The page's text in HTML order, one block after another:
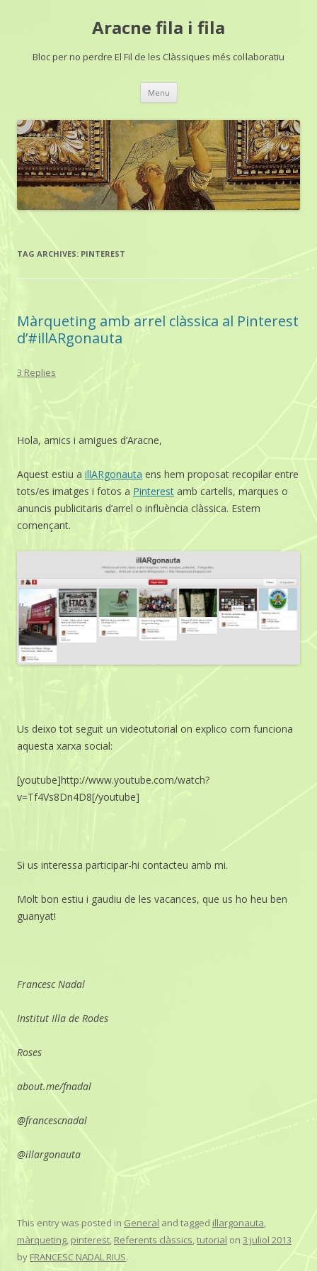
Aracne fila i fila
Bloc per no perdre El Fil de les Clàssiques més col·laboratiu
Menu Skip
TAG ARCHIVES: PINTEREST
Màrqueting amb arrel clàssica al Pinterest
d’#illARgonauta
3 Replies
Hola, amics i amigues d’Aracne,
Aquest estiu a illARgonauta ens hem proposat recopilar entre
tots/es imatges i fotos a Pinterest amb cartells, marques o
anuncis publicitaris d’arrel o influència clàssica. Estem
començant.
Us deixo tot seguit un videotutorial on explico com funciona
aquesta xarxa social:
[youtube]http://www.youtube.com/watch?
v=Tf4Vs8Dn4D8[/youtube]
Si us interessa participar-hi contacteu amb mi.
Molt bon estiu i gaudiu de les vacances, que us ho heu ben
guanyat!
Francesc Nadal
Institut Illa de Rodes
Roses
about.me/fnadal
@francescnadal
@illargonauta
This entry was posted in General and tagged illargonauta,
màrqueting, pinterest, Referents clàssics,tutorial on 3 juliol 2013
by FRANCESC NADAL RIUS.